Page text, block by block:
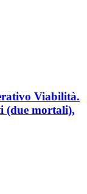
Viabilità.
(due mortali),